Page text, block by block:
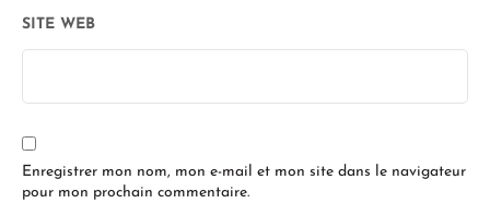
SITE WEB
Enregistrer mon nom, mon e-mail et mon site dans le navigateur
pour mon prochain commentaire.